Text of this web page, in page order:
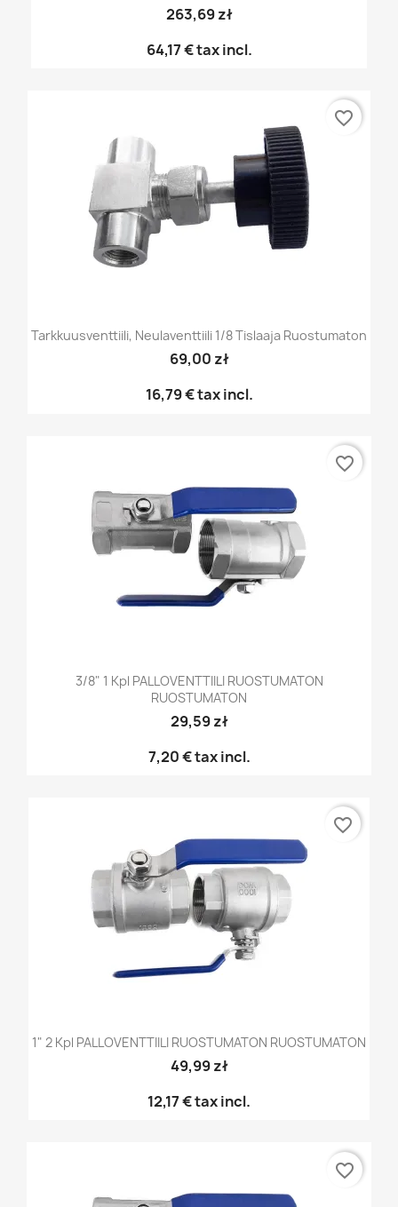
263,69 zł
64,17 €tax incl.
Tarkkuusventtiili, Neulaventtiili 1/8 Tislaaja Ruostumaton
69,00 zł
16,79 €tax incl.
favorite_border
3/8" 1 Kpl PALLOVENTTIILI RUOSTUMATON
RUOSTUMATON
29,59 zł
7,20 €tax incl.
favorite_border
1" 2 Kpl PALLOVENTTIILI RUOSTUMATON RUOSTUMATON
49,99 zł
12,17 €tax incl.
favorite_border
favorite_border